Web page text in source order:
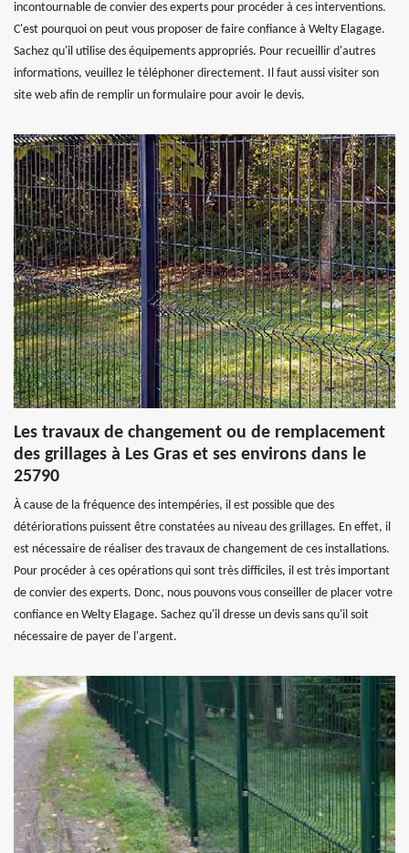
incontournable de convier des experts pour procéder à ces interventions.
C'est pourquoi on peut vous proposer de faire confiance à Welty Elagage.
Sachez qu'il utilise des équipements appropriés. Pour recueillir d'autres
informations, veuillez le téléphoner directement. Il faut aussi visiter son
site web afin de remplir un formulaire pour avoir le devis.
Les travaux de changement ou de remplacement
des grillages à Les Gras et ses environs dans le
25790
À cause de la fréquence des intempéries, il est possible que des
détériorations puissent être constatées au niveau des grillages. En effet, il
est nécessaire de réaliser des travaux de changement de ces installations.
Pour procéder à ces opérations qui sont très difficiles, il est très important
de convier des experts. Donc, nous pouvons vous conseiller de placer votre
confiance en Welty Elagage. Sachez qu'il dresse un devis sans qu'il soit
nécessaire de payer de l'argent.